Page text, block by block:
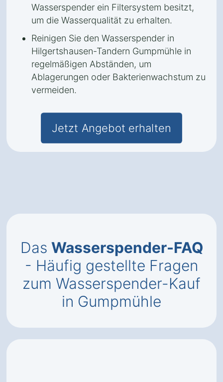
Wasserspender ein Filtersystem besitzt,
um die Wasserqualität zu erhalten.
Reinigen Sie den Wasserspender in
Hilgertshausen-Tandern Gumpmühle in
regelmäßigen Abständen, um
Ablagerungen oder Bakterienwachstum zu
vermeiden.
Jetzt Angebot erhalten
Das Wasserspender-FAQ
- Häufig gestellte Fragen
zum Wasserspender-Kauf
in Gumpmühle